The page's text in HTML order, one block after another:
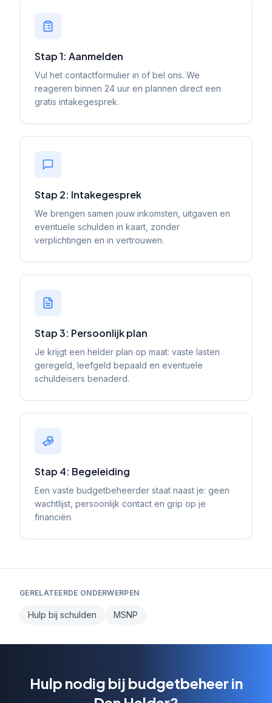
Stap 1: Aanmelden
Vul het contactformulier in of bel ons. We
reageren binnen 24 uur en plannen direct een
gratis intakegesprek.
Stap 2: Intakegesprek
We brengen samen jouw inkomsten, uitgaven en
eventuele schulden in kaart, zonder
verplichtingen en in vertrouwen.
Stap 3: Persoonlijk plan
Je krijgt een helder plan op maat: vaste lasten
geregeld, leefgeld bepaald en eventuele
schuldeisers benaderd.
Stap 4: Begeleiding
Een vaste budgetbeheerder staat naast je: geen
wachtlijst, persoonlijk contact en grip op je
financiën.
GERELATEERDE ONDERWERPEN
Hulp bij schulden MSNP
Hulp nodig bij budgetbeheer in